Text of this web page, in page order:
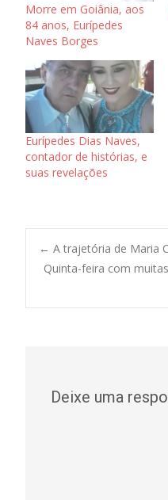
Morre em Goiânia, aos
84 anos, Eurípedes
Naves Borges
Eurípedes Dias Naves,
contador de histórias, e
suas revelações
Post
← A trajetória de Maria
Quinta-feira com
Deixe uma